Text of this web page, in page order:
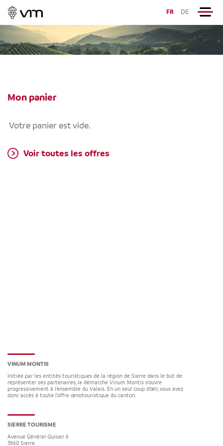
FR DE
Mon panier
Votre panier est vide.
Voir toutes les offres
VINUM MONTIS
Initiée par les entités touristiques de la région de Sierre dans le but de
représenter ses partenaires, la démarche Vinum Montis s’ouvre
progressivement à l’ensemble du Valais. En un seul coup d’œil, vous avez
donc accès à toute l’offre œnotouristique du canton.
SIERRE TOURISME
Avenue Général-Guisan 6
3960 Sierre